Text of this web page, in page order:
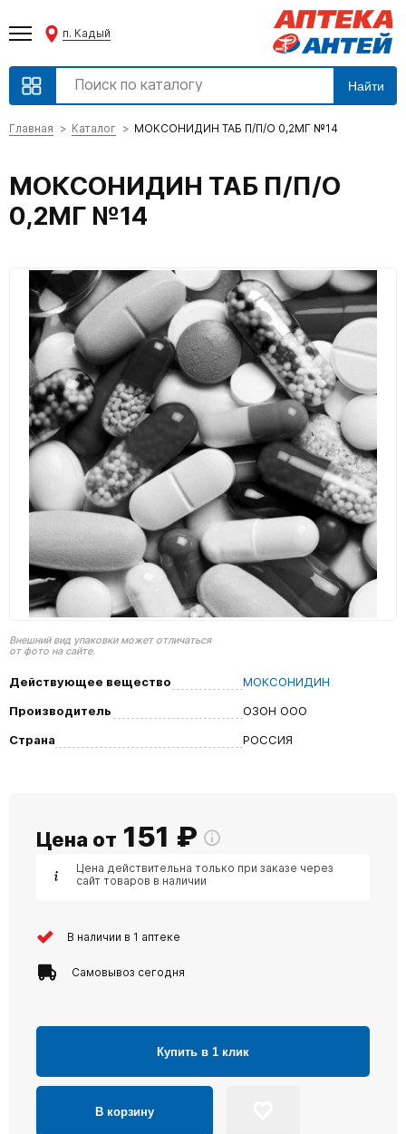
п. Кадый
Найти
Главная Каталог МОКСОНИДИН ТАБ П/П/О 0,2МГ №14
МОКСОНИДИН ТАБ П/П/О
0,2МГ №14
Внешний вид упаковки может отличаться
от фото на сайте.
Действующее вещество
МОКСОНИДИН
Производитель
ОЗОН ООО
Страна
РОССИЯ
Цена от 151 ₽
Цена действительна только при заказе через
сайт товаров в наличии
В наличии в 1 аптеке
Самовывоз сегодня
Купить в 1 клик
В корзину